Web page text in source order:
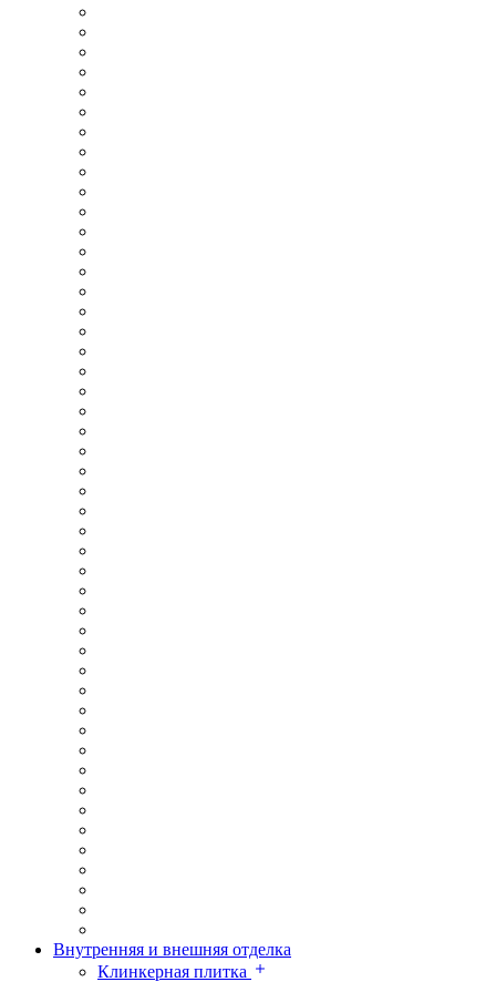
Внутренняя и внешняя отделка
Клинкерная плитка